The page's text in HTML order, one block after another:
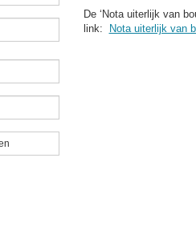
De ‘Nota uiterlijk van
link:
Nota uiterlijk van